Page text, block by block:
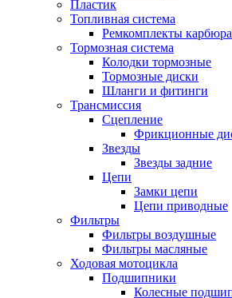
Пластик
Топливная система
Ремкомплекты
Тормозная система
Колодки тормозные
Тормозные диски
Шланги и фитинги
Трансмиссия
Cцепление
Фрикционные
Звезды
Звезды задние
Цепи
Замки цепи
Цепи приводные
Фильтры
Фильтры воздушные
Фильтры масляные
Ходовая мотоцикла
Подшипники
Колесные